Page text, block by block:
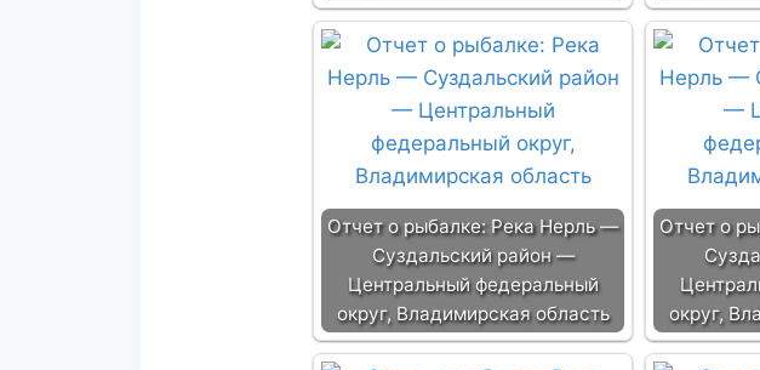
Отчет о рыбалке: Река Нерль —
Суздальский район —
Центральный федеральный
округ, Владимирская область
Отчет о
округ,